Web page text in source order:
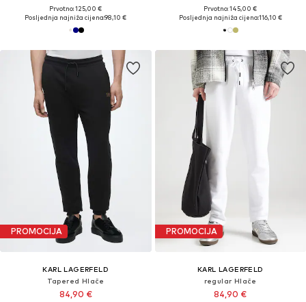
Prvotno: 125,00 €
Posljednja najniža cijena:98,10 €
Prvotno: 145,00 €
Posljednja najniža cijena:116,10 €
PROMOCIJA
KARL LAGERFELD
Tapered Hlače
84,90 €
PROMOCIJA
KARL LAGERFELD
regular Hlače
84,90 €